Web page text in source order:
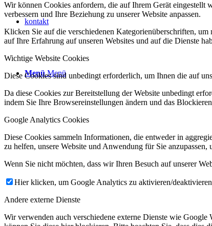
kontakt
Menü Menü
Wir können Cookies anfordern, die auf Ihrem Gerät eingestellt
verbessern und Ihre Beziehung zu unserer Website anpassen.
Klicken Sie auf die verschiedenen Kategorienüberschriften,
auf Ihre Erfahrung auf unseren Websites und auf die Dienste
Wichtige Website Cookies
Diese Cookies sind unbedingt erforderlich, um Ihnen die auf
Da diese Cookies zur Bereitstellung der Website unbedingt
indem Sie Ihre Browsereinstellungen ändern und das
Google Analytics Cookies
Diese Cookies sammeln Informationen, die entweder in
zu helfen, unsere Website und Anwendung für Sie anzupassen,
Wenn Sie nicht möchten, dass wir Ihren Besuch auf unserer
Hier klicken, um Google Analytics zu aktivieren/
Andere externe Dienste
Wir verwenden auch verschiedene externe Dienste wie